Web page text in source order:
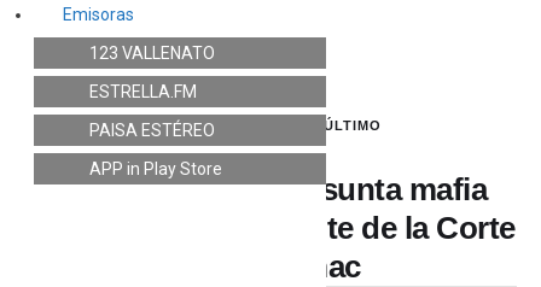
INTERNACIONAL LO ÚLTIMO
PERÚ: Golpe a presunta mafia
judicial: cae presidente de la Corte
de Apurímac
Emisoras
123 VALLENATO
ESTRELLA.FM
PAISA ESTÉREO
APP in Play Store